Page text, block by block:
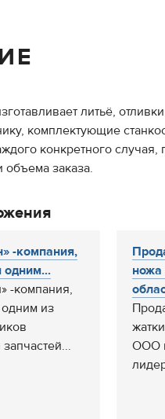
литьё,
комплектующие
конкретного
объема заказа.
-компания,
одним...
-компания,
одним из
ножа
ООО